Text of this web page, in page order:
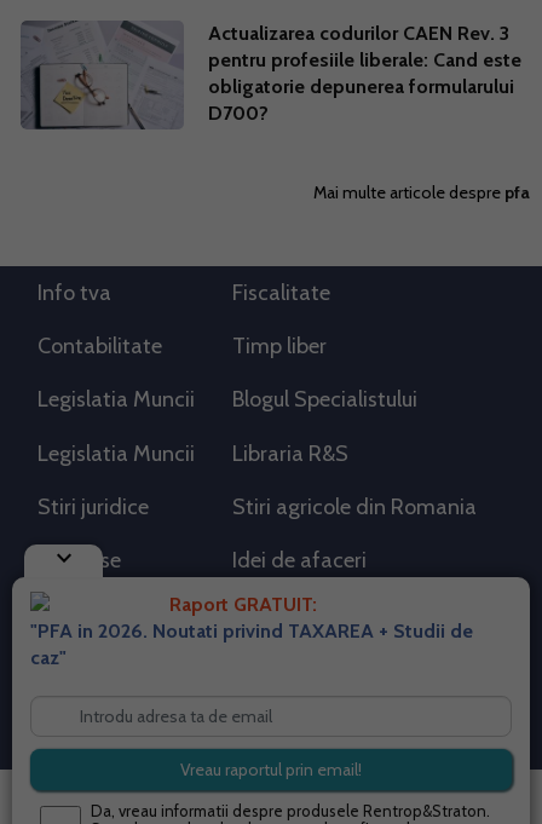
Actualizarea codurilor CAEN Rev. 3
pentru profesiile liberale: Cand este
obligatorie depunerea formularului
D700?
Mai multe articole despre pfa
keyboard_arrow_down
Raport GRATUIT:
"PFA in 2026. Noutati privind TAXAREA + Studii de
caz"
Da, vreau informatii despre produsele Rentrop&Straton.
Info tva Fiscalitate
Contabilitate Timp liber
Legislatia Muncii Blogul Specialistului
Legislatia Muncii Libraria R&S
Stiri juridice Stiri agricole din Romania
AdSense Idei de afaceri
RSS Flux RSS 2.0
Despre cookies
Termeni si conditii
Contact
© 2026 portalpfa.ro. Toate drepturile rezervate.